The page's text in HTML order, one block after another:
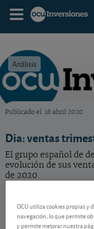
Análisis
Publicado el 16 abril 2020
Dia: ventas
El grupo español de
evolución de sus
de 2020.
ES0126775008
07/08/2026 Madrid
OCU utiliza cookies propias y
navegación, lo que permite
y permite mejorar nuestra